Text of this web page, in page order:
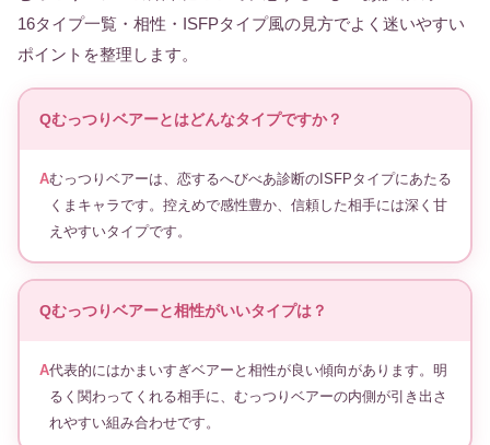
16タイプ一覧・相性・ISFPタイプ風の見方でよく迷いやすい
ポイントを整理します。
むっつりベアーとはどんなタイプですか？
むっつりベアーは、恋するへびべあ診断のISFPタイプにあたる
くまキャラです。控えめで感性豊か、信頼した相手には深く甘
えやすいタイプです。
むっつりベアーと相性がいいタイプは？
代表的にはかまいすぎベアーと相性が良い傾向があります。明
るく関わってくれる相手に、むっつりベアーの内側が引き出さ
れやすい組み合わせです。